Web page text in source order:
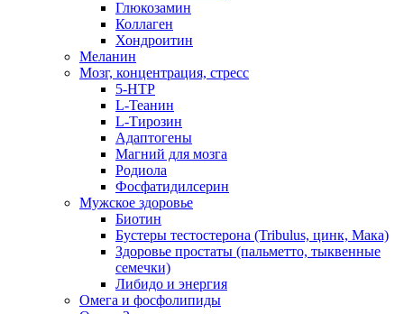
Глюкозамин
Коллаген
Хондроитин
Меланин
Мозг, концентрация, стресс
5-HTP
L-Теанин
L-Тирозин
Адаптогены
Магний для мозга
Родиола
Фосфатидилсерин
Мужское здоровье
Биотин
Бустеры тестостерона (Tribulus, цинк, Мака)
Здоровье простаты (пальметто, тыквенные
семечки)
Либидо и энергия
Омега и фосфолипиды